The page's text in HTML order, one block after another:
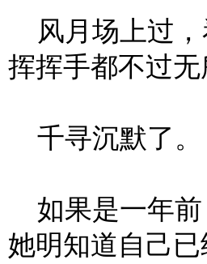
风月场上过，
挥挥手都不过无
千寻沉默了。
如果是一年前
她明知道自己